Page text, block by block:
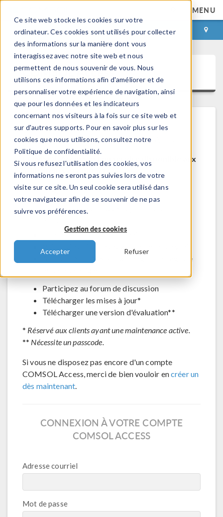
Ce site web stocke les cookies sur votre
ordinateur. Ces cookies sont utilisés pour collecter
des informations sur la manière dont vous
interagissez avec notre site web et nous
permettent de nous souvenir de vous. Nous
utilisons ces informations afin d'améliorer et de
personnaliser votre expérience de navigation, ainsi
que pour les données et les indicateurs
concernant nos visiteurs à la fois sur ce site web et
sur d'autres supports. Pour en savoir plus sur les
cookies que nous utilisons, consultez notre
Politique de confidentialité.
Si vous refusez l'utilisation des cookies, vos
informations ne seront pas suivies lors de votre
visite sur ce site. Un seul cookie sera utilisé dans
votre navigateur afin de se souvenir de ne pas
suivre vos préférences.
Gestion des cookies
Accepter Refuser
MENU
CONNEXION CONTACT
COMSOL Access
Bienvenue sur COMSOL Access
COMSOL Access est un service disponible aux
utilisateurs et contacts.
Bénéfices:
Modifier les informations de contact et de
Contacter le support technique
Voir les inscriptions aux évènements à venir
Accéder à COMSOL Exchange - partage de
Participez au forum de discussion
Télécharger les mises à jour*
Télécharger une version d'évaluation**
* Réservé aux clients ayant une maintenance active.
** Nécessite un passcode.
Si vous ne disposez pas encore d'un compte
COMSOL Access, merci de bien vouloir encréer un
dès maintenant.
CONNEXION À VOTRE COMPTE
COMSOL ACCESS
Adresse courriel
Mot de passe